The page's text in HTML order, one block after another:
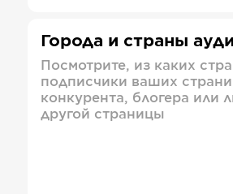
Города и страны
Посмотрите, из каких
подписчики ваших
конкурента, блогера или
другой страницы